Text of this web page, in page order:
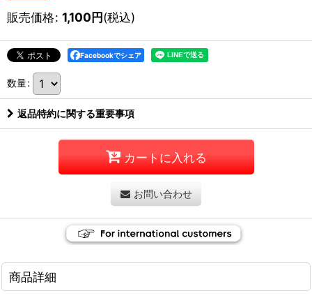
販売価格: 1,100円(税込)
Facebookでシェア
数量:
返品特約に関する重要事項
カートに入れる
お問い合わせ
商品詳細